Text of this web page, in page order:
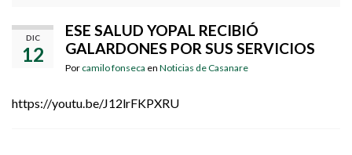
DIC
12
ESE SALUD YOPAL RECIBIÓ
GALARDONES POR SUS SERVICIOS
Por camilo fonseca en Noticias de Casanare
https://youtu.be/J12lrFKPXRU